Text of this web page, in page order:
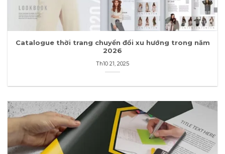
Catalogue thời trang chuyển đổi xu hướng trong năm
2026
Th10 21, 2025